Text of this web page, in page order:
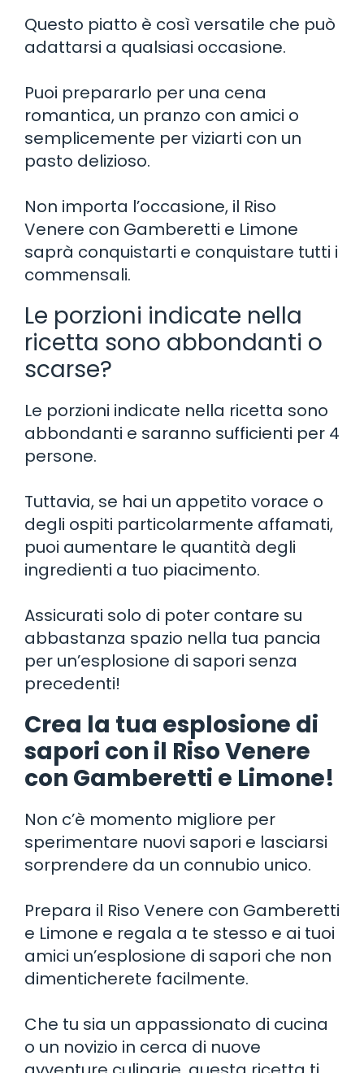
Questo piatto è così versatile che può
adattarsi a qualsiasi occasione.
Puoi prepararlo per una cena
romantica, un pranzo con amici o
semplicemente per viziarti con un
pasto delizioso.
Non importa l’occasione, il Riso
Venere con Gamberetti e Limone
saprà conquistarti e conquistare tutti i
commensali.
Le porzioni indicate nella
ricetta sono abbondanti o
scarse?
Le porzioni indicate nella ricetta sono
abbondanti e saranno sufficienti per 4
persone.
Tuttavia, se hai un appetito vorace o
degli ospiti particolarmente affamati,
puoi aumentare le quantità degli
ingredienti a tuo piacimento.
Assicurati solo di poter contare su
abbastanza spazio nella tua pancia
per un’esplosione di sapori senza
precedenti!
Crea la tua esplosione di
sapori con il Riso Venere
con Gamberetti e Limone!
Non c’è momento migliore per
sperimentare nuovi sapori e lasciarsi
sorprendere da un connubio unico.
Prepara il Riso Venere con Gamberetti
e Limone e regala a te stesso e ai tuoi
amici un’esplosione di sapori che non
dimenticherete facilmente.
Che tu sia un appassionato di cucina
o un novizio in cerca di nuove